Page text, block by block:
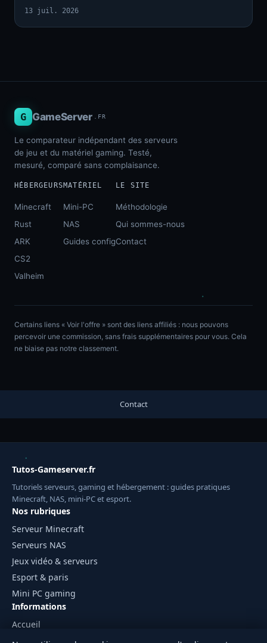
13 juil. 2026
G GameServer .FR
Le comparateur indépendant des serveurs
de jeu et du matériel gaming. Testé,
mesuré, comparé sans complaisance.
HÉBERGEURS
Minecraft
Rust
ARK
CS2
Valheim
MATÉRIEL
Mini-PC
NAS
Guides config
LE SITE
Méthodologie
Qui sommes-nous
Contact
Certains liens « Voir l'offre » sont des liens affiliés : nous pouvons
percevoir une commission, sans frais supplémentaires pour vous. Cela
ne biaise pas notre classement.
Contact
Tutos-Gameserver.fr
Tutoriels serveurs, gaming et hébergement : guides pratiques
Minecraft, NAS, mini-PC et esport.
Nos rubriques
Serveur Minecraft
Serveurs NAS
Jeux vidéo & serveurs
Esport & paris
Mini PC gaming
Informations
Accueil
Mentions légales